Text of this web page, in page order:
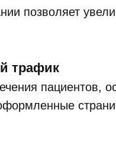
позволяет
трафик
пациентов,